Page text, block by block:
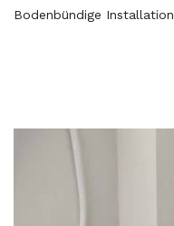
Bodenbündige Installation